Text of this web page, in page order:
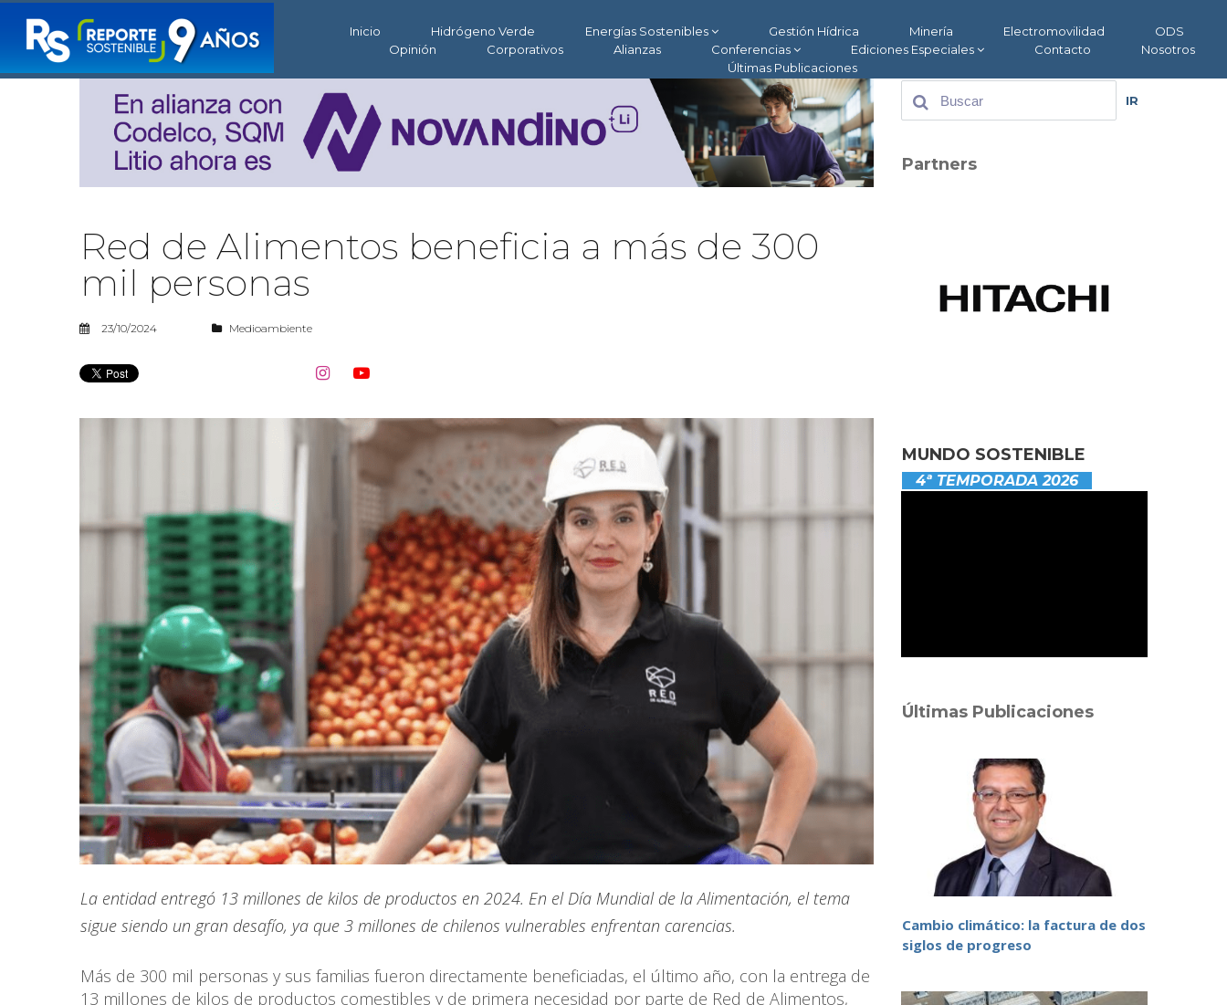
Inicio Hidrógeno Verde Energías Sostenibles Gestión Hídrica Minería Electromovilidad
ODS
Opinión
Corporativos Alianzas Conferencias Ediciones Especiales Contacto
Nosotros
Últimas Publicaciones
Red de Alimentos beneficia a más de 300
mil personas
23/10/2024 Medioambiente
 
La entidad entregó 13 millones de kilos de productos en 2024. En el Día Mundial de la Alimentación, el tema
sigue siendo un gran desafío, ya que 3 millones de chilenos vulnerables enfrentan carencias.
Más de 300 mil personas y sus familias fueron directamente beneficiadas, el último año, con la entrega de
13 millones de kilos de productos comestibles y de primera necesidad por parte de Red de Alimentos,
IR
Partners
MUNDO SOSTENIBLE
4ª TEMPORADA 2026
Últimas Publicaciones
Cambio climático: la factura de dos
siglos de progreso